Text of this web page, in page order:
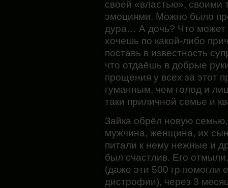
своей «властью», своими
эмоциями. Можно было
дура… А дочь? Что
хочешь по какой-либо
поставь в известность
что отдаёшь в добрые
прощения у всех за этот
гуманным, чем голод и
таки приличной семье и
Зайка обрёл новую
мужчина, женщина, их
питали к нему нежные и
был счастлив. Его
(даже эти 500 гр помогли
дистрофии), через 3